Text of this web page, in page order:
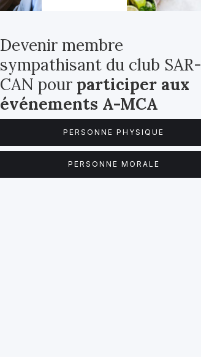
Devenir membre
sympathisant du club SAR-
CAN pour participer aux
événements A-MCA
PERSONNE PHYSIQUE
PERSONNE MORALE